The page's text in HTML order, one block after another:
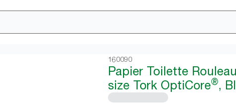
160090
Papier Toilette
size Tork OptiCore®,